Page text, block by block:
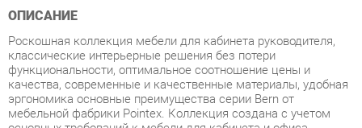
классические интерьерные решения без потери
функциональности, оптимальное соотношение цены и
качества, современные и качественные материалы, удобная
эргономика основные преимущества серии Bern от
мебельной фабрики Pointex. Коллекция создана с учетом
основных требований к мебели для кабинета и офиса
ценовая экономичность в комплексе с широкими
функциональными возможностями мебели и роскошным
дизайном. Модельный ряд серии Bern позволяет